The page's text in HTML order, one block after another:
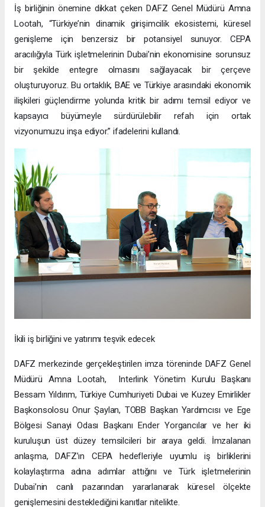
İş birliğinin önemine dikkat çeken DAFZ Genel Müdürü Amna
Lootah, “Türkiye’nin dinamik girişimcilik ekosistemi, küresel
genişleme için benzersiz bir potansiyel sunuyor. CEPA
aracılığıyla Türk işletmelerinin Dubai’nin ekonomisine sorunsuz
bir şekilde entegre olmasını sağlayacak bir çerçeve
oluşturuyoruz. Bu ortaklık, BAE ve Türkiye arasındaki ekonomik
ilişkileri güçlendirme yolunda kritik bir adımı temsil ediyor ve
kapsayıcı büyümeyle sürdürülebilir refah için ortak
vizyonumuzu inşa ediyor.” ifadelerini kullandı.
İkili iş birliğini ve yatırımı teşvik edecek
DAFZ merkezinde gerçekleştirilen imza töreninde DAFZ Genel
Müdürü Amna Lootah, Interlink Yönetim Kurulu Başkanı
Bessam Yıldırım, Türkiye Cumhuriyeti Dubai ve Kuzey Emirlikler
Başkonsolosu Onur Şaylan, TOBB Başkan Yardımcısı ve Ege
Bölgesi Sanayi Odası Başkanı Ender Yorgancılar ve her iki
kuruluşun üst düzey temsilcileri bir araya geldi. İmzalanan
anlaşma, DAFZ’ın CEPA hedefleriyle uyumlu iş birliklerini
kolaylaştırma adına adımlar attığını ve Türk işletmelerinin
Dubai’nin canlı pazarından yararlanarak küresel ölçekte
genişlemesini desteklediğini kanıtlar nitelikte.